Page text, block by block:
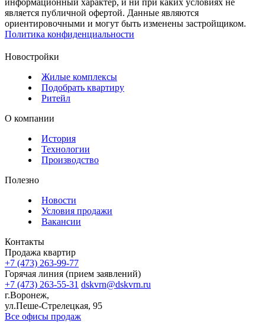
является публичной офертой. Данные являются
ориентировочными и могут быть изменены застройщиком.
Политика конфиденциальности
Новостройки
Жилые комплексы
Подобрать квартиру
Ритейл
О компании
История
Технологии
Производство
Полезно
Новости
Условия продажи
Вакансии
Контакты
Продажа квартир
+7 (473) 263-99-77
Горячая линия (прием заявлений)
+7 (473) 263-55-31 dskvrn@dskvrn.ru
г.Воронеж,
ул.Пеше-Стрелецкая, 95
Все офисы продаж